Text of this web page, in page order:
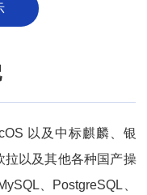
以及中标麒麟、银
拉以及其他各种国产操
、PostgreSQL、